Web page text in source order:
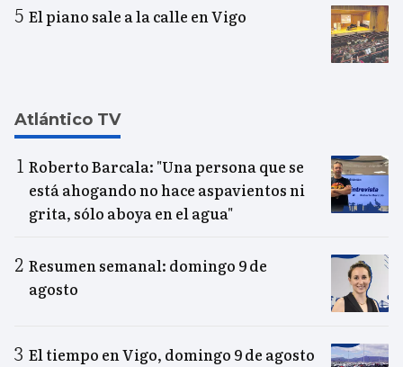
El piano sale a la calle en Vigo
Atlántico TV
Roberto Barcala: "Una persona que se
está ahogando no hace aspavientos ni
grita, sólo aboya en el agua"
Resumen semanal: domingo 9 de
agosto
El tiempo en Vigo, domingo 9 de agosto